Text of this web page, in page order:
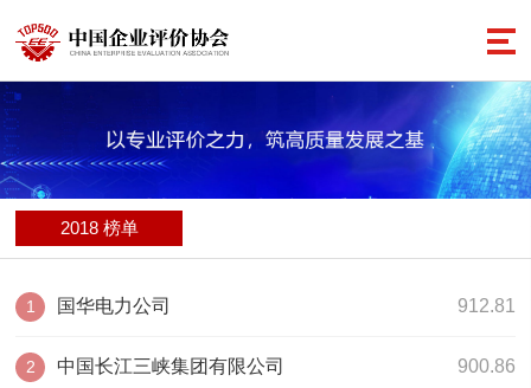
2018 榜单
1 国华电力公司 912.81
2 中国长江三峡集团有限公司 900.86